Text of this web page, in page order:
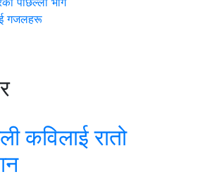
गजलहरू
कविलाई रातो